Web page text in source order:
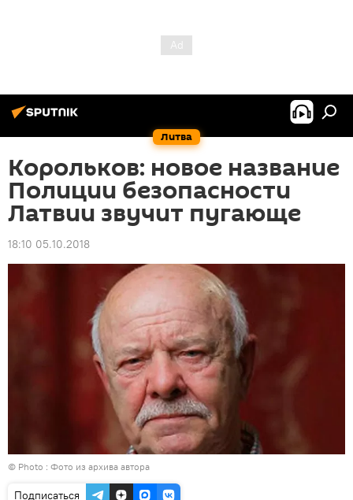
Литва
Корольков: новое название
Полиции безопасности
Латвии звучит пугающе
18:10 05.10.2018
© Photo : Фото из архива автора
Подписаться